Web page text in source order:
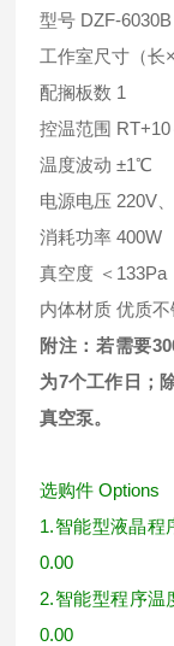
型号 DZF-6030B
工作室尺寸（长
配搁板数 1
控温范围
温度波动 ±1℃
电源电压 220V
消耗功率 400W
真空度 ＜133Pa
内体材质 优质不
附注：若需要
为7个工作日；
真空泵。
选购件 Options
1.智能型液晶程
0.00
2.智能型程序温
0.00